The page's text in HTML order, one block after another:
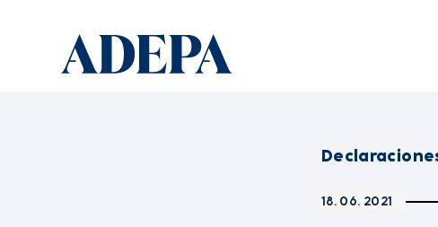
18. 06. 2021